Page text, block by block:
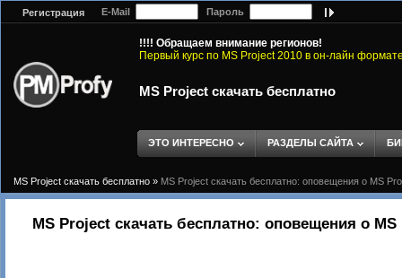
Регистрация E-Mail Пароль
!!!! Обращаем внимание регионов!
Первый курс по MS Project 2010 в он-лайн
MS Project скачать бесплатно
ЭТО ИНТЕРЕСНО РАЗДЕЛЫ САЙТА
MS Project скачать бесплатно » MS Project скачать бесплатно: оповещения о MS
MS Project скачать бесплатно: оповещения о MS